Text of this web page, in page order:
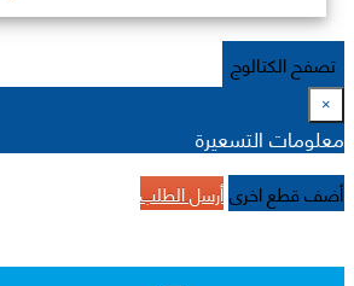
تصفح الكتالوج
×
معلومات التسعيرة
أضف قطع اخرىأرسل الطلب